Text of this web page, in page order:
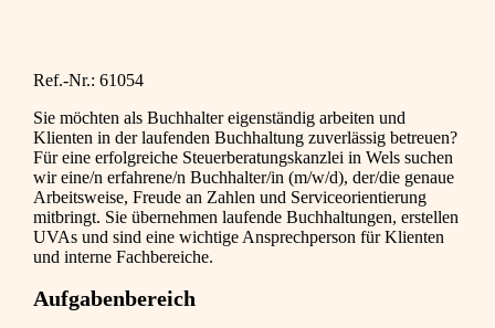
Ref.-Nr.: 61054
Sie möchten als Buchhalter eigenständig arbeiten und
Klienten in der laufenden Buchhaltung zuverlässig betreuen?
Für eine erfolgreiche Steuerberatungskanzlei in Wels suchen
wir eine/n erfahrene/n Buchhalter/in (m/w/d), der/die genaue
Arbeitsweise, Freude an Zahlen und Serviceorientierung
mitbringt. Sie übernehmen laufende Buchhaltungen, erstellen
UVAs und sind eine wichtige Ansprechperson für Klienten
und interne Fachbereiche.
Aufgabenbereich